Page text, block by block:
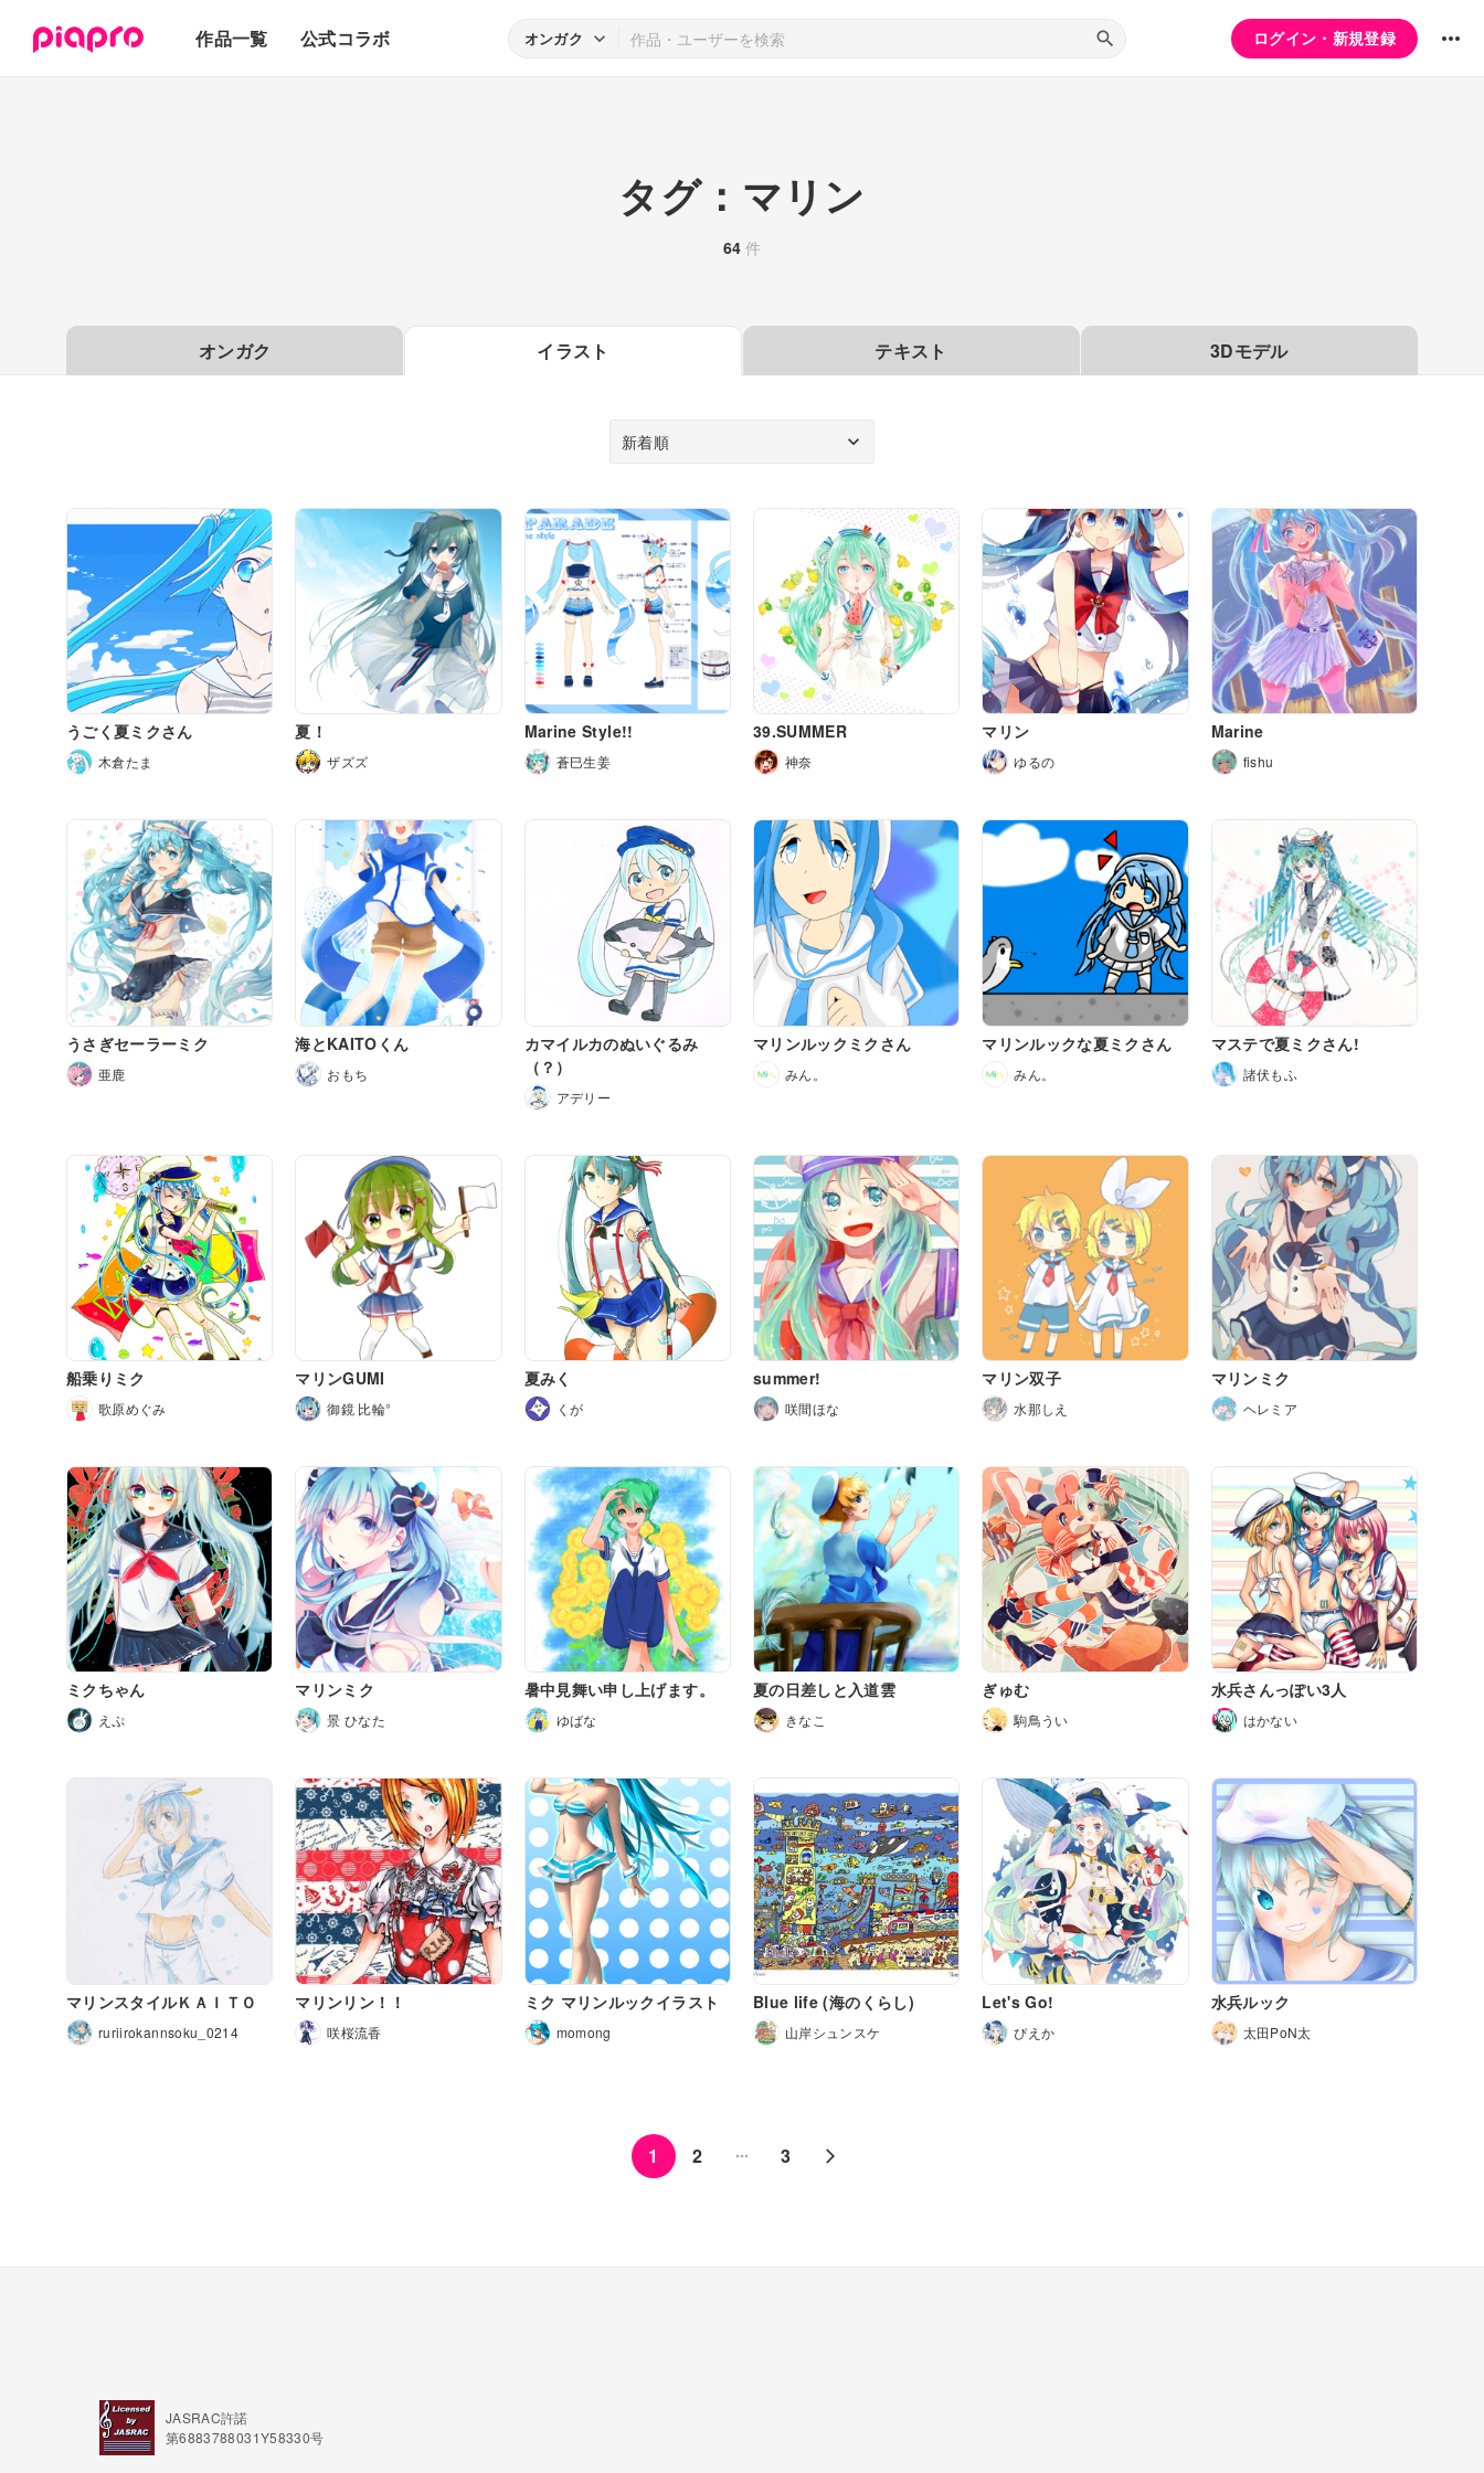
作品一覧
3Dモデル
公式コラボ オンガク ログイン・新規登録
タグ：マリン
64 件
オンガク イラスト テキスト 3Dモデル
新着順
うごく夏ミクさん
木倉たま
夏！
ザズズ
Marine Style!!
蒼巳生姜
39.SUMMER
神奈
マリン
ゆるの
Marine
fishu
うさぎセーラーミク
亜鹿
海とKAITOくん
おもち
カマイルカのぬいぐるみ
（？）
アデリー
マリンルックミクさん
みん。
マリンルックな夏ミクさん
みん。
マステで夏ミクさん!
諸伏もふ
船乗りミク
歌原めぐみ
マリンGUMI
御鏡 比輪°
夏みく
くが
summer!
咲間ほな
マリン双子
水那しえ
マリンミク
ヘレミア
ミクちゃん
えぷ
マリンミク
景 ひなた
暑中見舞い申し上げます。
ゆばな
夏の日差しと入道雲
きなこ
ぎゅむ
駒鳥うい
水兵さんっぽい3人
はかない
マリンスタイルＫＡＩＴＯ
ruriirokannsoku_0214
マリンリン！！
咲桜流香
ミク マリンルックイラスト
momong
Blue life (海のくらし)
山岸シュンスケ
Let's Go!
ぴえか
水兵ルック
太田PoN太
1 2 3
JASRAC許諾
第6883788031Y58330号